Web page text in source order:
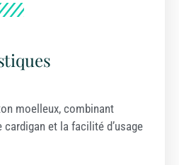
moelleux, combinant
cardigan et la facilité d’usage